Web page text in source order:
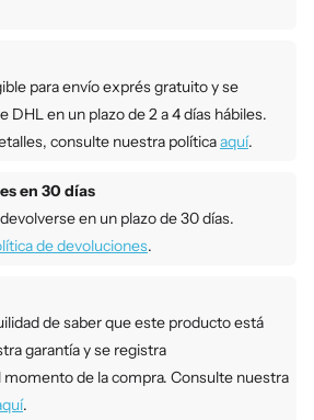
para envío exprés gratuito y se
DHL en un plazo de 2 a 4 días hábiles.
consulte nuestra políticaaquí.
en 30 días
en un plazo de 30 días.
de devoluciones.
de saber que este producto está
garantía y se registra
de la compra. Consulte nuestra
.